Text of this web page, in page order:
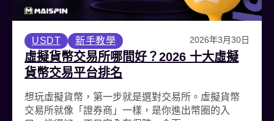
USDT 新手教學 2026年3月30日
虛擬貨幣交易所哪間好？2026 十大虛擬
貨幣交易平台排名
想玩虛擬貨幣，第一步就是選對交易所。虛擬貨幣
交易所就像「證券商」一樣，是你進出幣圈的入